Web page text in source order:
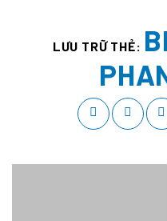
LƯU TRỮ THẺ: